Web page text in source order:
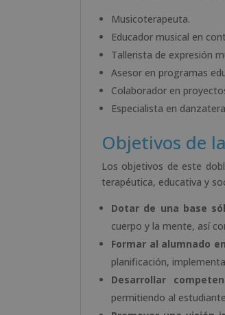
Musicoterapeuta.
Educador musical en
Tallerista de expresión
Asesor en programas
Colaborador en
Especialista en
Objetivos de
Los objetivos de este
terapéutica, educativa y
Dotar de una base
cuerpo y la mente, así
Formar al alumnado
planificación,
Desarrollar
permitiendo al